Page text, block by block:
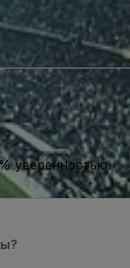
уверенностью.